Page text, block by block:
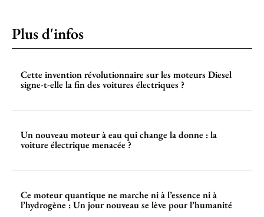
Plus d'infos
Cette invention révolutionnaire sur les moteurs Diesel
signe-t-elle la fin des voitures électriques ?
Un nouveau moteur à eau qui change la donne : la
voiture électrique menacée ?
Ce moteur quantique ne marche ni à l’essence ni à
l’hydrogène : Un jour nouveau se lève pour l’humanité